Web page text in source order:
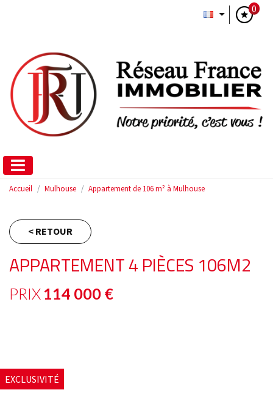
0
Accueil Mulhouse Appartement de 106 m² à Mulhouse
< RETOUR
APPARTEMENT 4 PIÈCES 106M2
PRIX114 000 €
EXCLUSIVITÉ